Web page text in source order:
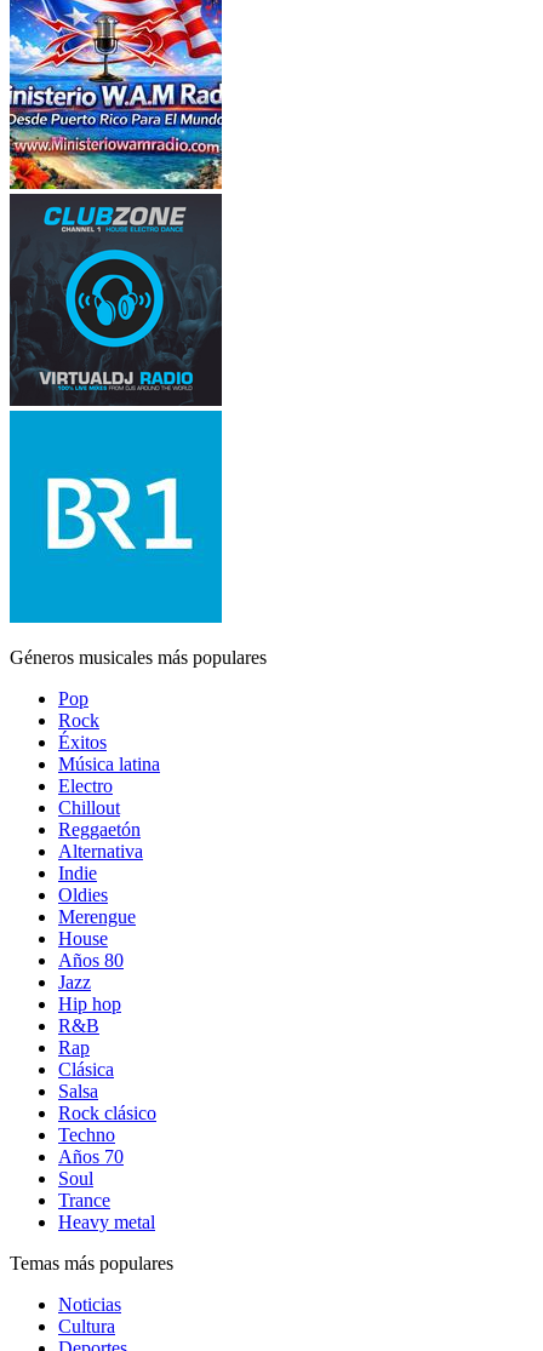
Géneros musicales más populares
Pop
Rock
Éxitos
Música latina
Electro
Chillout
Reggaetón
Alternativa
Indie
Oldies
Merengue
House
Años 80
Jazz
Hip hop
R&B
Rap
Clásica
Salsa
Rock clásico
Techno
Años 70
Soul
Trance
Heavy metal
Temas más populares
Noticias
Cultura